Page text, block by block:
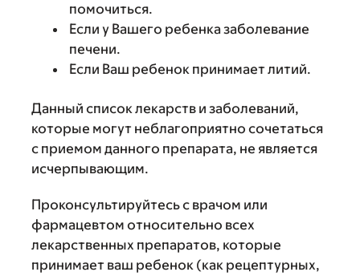
помочиться.
Если у Вашего ребенка заболевание
печени.
Если Ваш ребенок принимает литий.
Данный список лекарств и заболеваний,
которые могут неблагоприятно сочетаться
с приемом данного препарата, не является
исчерпывающим.
Проконсультируйтесь с врачом или
фармацевтом относительно всех
лекарственных препаратов, которые
принимает ваш ребенок (как рецептурных,